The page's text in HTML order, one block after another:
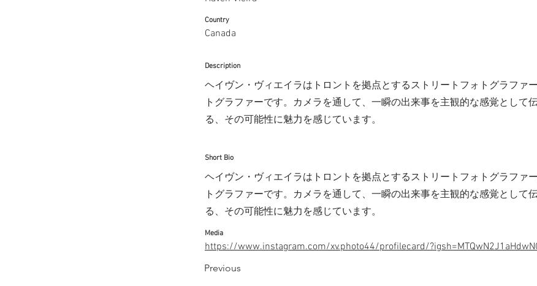
Country
Canada
Description
ヘイヴン・ヴィエイラはトロントを拠点とするストリートフォトグラファ
トグラファーです。カメラを通して、一瞬の出来事を主観的な感覚として
る、その可能性に魅力を感じています。
Short Bio
ヘイヴン・ヴィエイラはトロントを拠点とするストリートフォトグラファ
トグラファーです。カメラを通して、一瞬の出来事を主観的な感覚として
る、その可能性に魅力を感じています。
Media
https://www.instagram.com/xv.photo44/profilecard/
Previous